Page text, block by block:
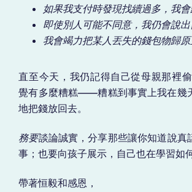
如果我支付時發現找續過多，我會
即使別人可能不同意，我仍會說出
我會竭力把某人丟失的錢包物歸原
直至今天，我仍記得自己從母親那裡
覺有多麼糟糕——糟糕到事實上我在幾
地把錢放回去。
務要談論誠實，分享那些讓你知道說真
事；也要向孩子展示，自己也在學習如
帶著恒毅和感恩，